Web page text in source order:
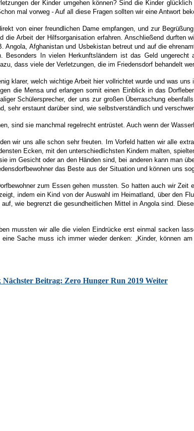
der Kinder umgehen können? Sind die Kinder
mal vorweg - Auf all diese Fragen sollten wir eine Antwort
von einer freundlichen Dame empfangen, und zur
die Arbeit der Hilfsorganisation erfahren. Anschließend durften
Angola, Afghanistan und Usbekistan betreut und auf die
Besonders In vielen Herkunftsländern ist das Geld
dass viele der Verletzungen, die im Friedensdorf behandelt
klarer, welch wichtige Arbeit hier vollrichtet wurde und was
die Mensa und erlangen somit einen Einblick in das
Schülersprecher, der uns zur großen Überraschung
sehr erstaunt darüber sind, wie selbstverständlich und
sind sie manchmal regelrecht entrüstet. Auch wenn der
wir uns alle schon sehr freuten. Im Vorfeld hatten wir alle
Ecken, mit den unterschiedlichsten Kindern malten,
im Gesicht oder an den Händen sind, bei anderen kann man
das Beste aus der Situation und können uns
zum Essen gehen mussten. So hatten auch wir
indem ein Kind von der Auswahl im Heimatland, über den
wie begrenzt die gesundheitlichen Mittel in Angola sind.
mussten wir alle die vielen Eindrücke erst einmal sacken
Sache muss ich immer wieder denken: „Kinder, können
Nächster Beitrag: Zero Hunger Run 2019 Weiter